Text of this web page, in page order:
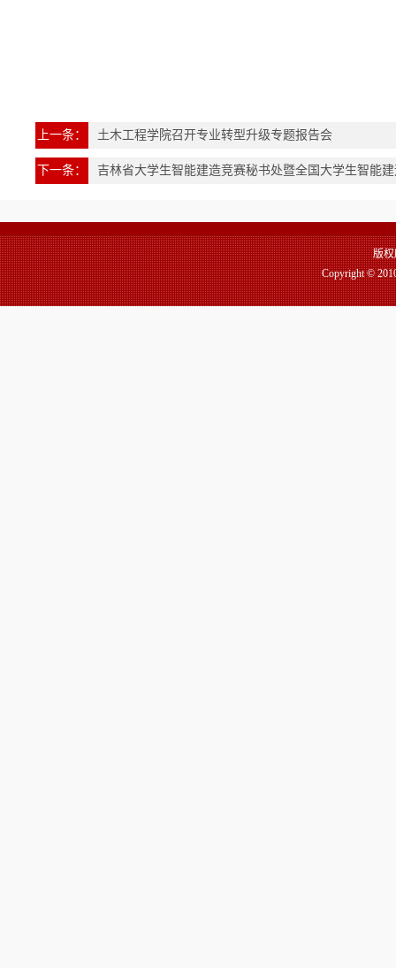
上一条： 土木工程学院召开专业转型升级专题报告会
下一条： 吉林省大学生智能建造竞赛秘书处暨全国大学生智能
版
Copyright ©